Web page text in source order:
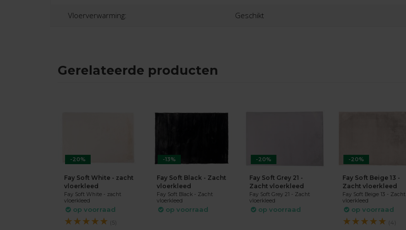
Vloerverwarming: Geschikt
Gerelateerde producten
-20%
Fay Soft White - zacht
vloerkleed
Fay Soft White - zacht
vloerkleed
op voorraad
★★★★★ (5)
-13%
Fay Soft Black - Zacht
vloerkleed
Fay Soft Black - Zacht
vloerkleed
op voorraad
-20%
Fay Soft Grey 21 -
Zacht vloerkleed
Fay Soft Grey 21 - Zacht
vloerkleed
op voorraad
-20%
Fay Soft Beige 13 -
Zacht vloerkleed
Fay Soft Beige 13 - Zacht
vloerkleed
op voorraad
★★★★★ (4)